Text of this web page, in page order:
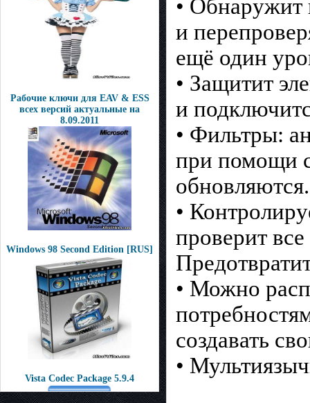
Рабочие ключи для EAV & ESS
всех версий актуальные на
8.09.2011
Windows 98 Second Edition [RUS]
Vista Codec Package 5.9.4
• Обнаружит
и
ещё один
• Защитит
и
• Фильтры:
при помощи
обновляются.
•
проверит
• Можно
создавать
•